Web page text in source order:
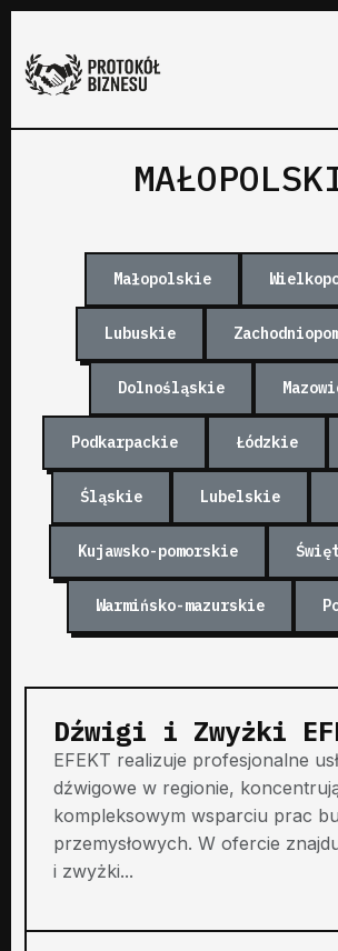
Małopolskie
Lubuskie
Dolnośląskie
Podkarpackie Łódzkie
Śląskie Lubelskie
Kujawsko-pomorskie
Warmińsko-mazurskie
Dźwigi i Zwyżki
EFEKT realizuje profesjonalne
dźwigowe w regionie,
kompleksowym wsparciu prac
przemysłowych. W ofercie
i zwyżki...